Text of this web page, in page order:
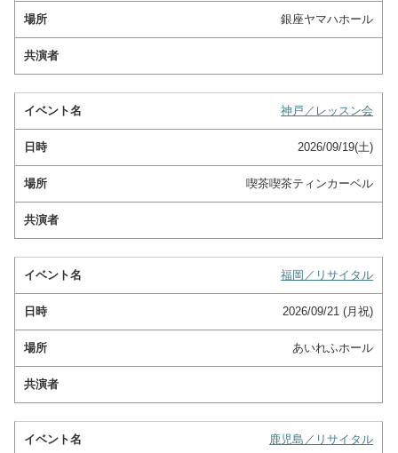
銀座ヤマハホール
神戸／レッスン会
2026/09/19(土)
喫茶喫茶ティンカーベル
福岡／リサイタル
2026/09/21 (月祝)
あいれふホール
鹿児島／リサイタル